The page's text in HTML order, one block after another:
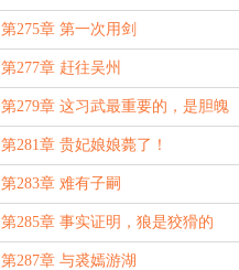
第275章 第一次用剑
第277章 赶往吴州
第279章 这习武最重要的，是胆魄
第281章 贵妃娘娘薨了！
第283章 难有子嗣
第285章 事实证明，狼是狡猾的
第287章 与裘嫣游湖